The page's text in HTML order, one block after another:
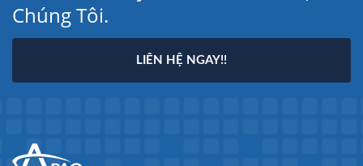
Chúng Tôi.
LIÊN HỆ NGAY!!